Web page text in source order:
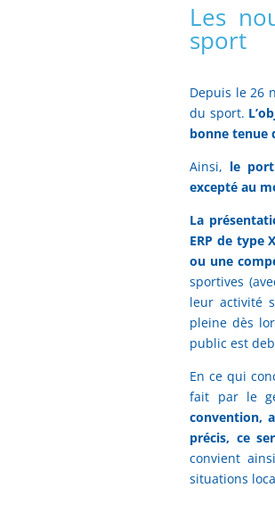
Les
sport
Depuis le 26
du sport.
bonne tenue
Ainsi, le
excepté au
La
ERP de type
ou une
sportives
leur activité
pleine dès
public est
En ce qui
fait par le
convention,
précis, ce
convient
situations